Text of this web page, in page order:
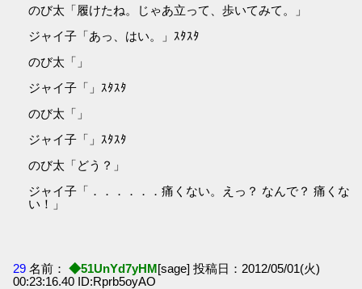
のび太「履けたね。じゃあ立って、歩いてみて。」
ジャイ子「あっ、はい。」ｽﾀｽﾀ
のび太「」
ジャイ子「」ｽﾀｽﾀ
のび太「」
ジャイ子「」ｽﾀｽﾀ
のび太「どう？」
ジャイ子「．．．．．．痛くない。えっ？ なんで？ 痛くな
い！」
29 名前： ◆51UnYd7yHM[sage] 投稿日：2012/05/01(火)
00:23:16.40 ID:Rprb5oyAO